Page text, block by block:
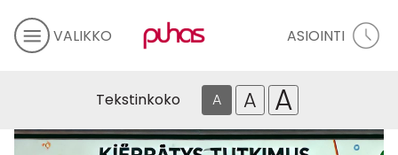
VALIKKO ASIOINTI
Tekstinkoko A A A